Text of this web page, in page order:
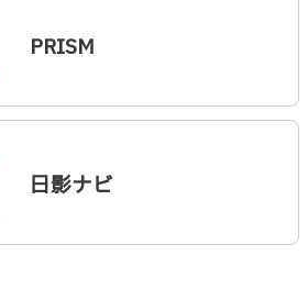
PRISM
日影ナビ